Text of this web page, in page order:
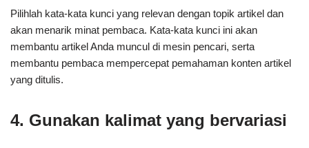
Pilihlah kata-kata kunci yang relevan dengan topik artikel dan
akan menarik minat pembaca. Kata-kata kunci ini akan
membantu artikel Anda muncul di mesin pencari, serta
membantu pembaca mempercepat pemahaman konten artikel
yang ditulis.
4. Gunakan kalimat yang bervariasi